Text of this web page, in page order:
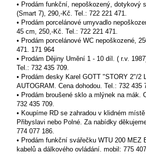
• Prodám funkční, nepoškozený, dotykový
(Smart 7), 290,-Kč. Tel.: 722 221 471.
• Prodám porcelánové umyvadlo
45 cm, 250,-Kč. Tel.: 722 221 471.
• Prodám porcelánové WC nepoškozené,
471. 171 964
• Prodám Dějiny Umění 1 - 10 díl. ( r.v.
Tel.: 732 435 709.
• Prodám desky Karel GOTT "STORY 2"/2
AUTOGRAM. Cena dohodou. Tel.: 732 435
• Prodám broušené sklo a mlýnek na mák.
732 435 709.
• Koupíme RD se zahradou v klidném
Přibyslavi nebo Polné. Za nabídky
774 077 186.
• Prodám funkční svářečku WTU 200 MEZ
kabelů a dálkového ovládání. mobil: 775